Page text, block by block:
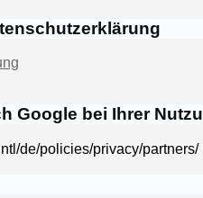
Google bei Ihrer
de/policies/privacy/partners/